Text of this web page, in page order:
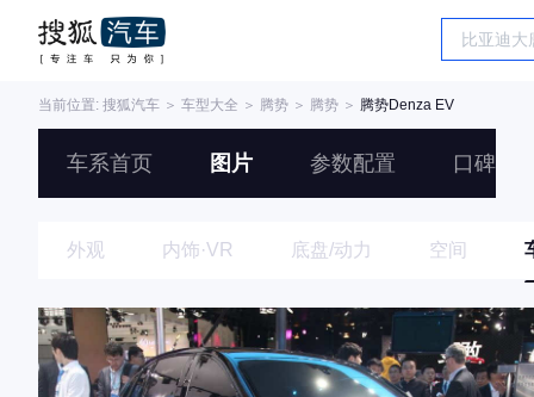
当前位置: 搜狐汽车 ＞ 车型大全 ＞ 腾势 ＞ 腾势 ＞ 腾势Denza EV
车系首页 图片 参数配置 口碑
外观 内饰·VR 底盘/动力 空间